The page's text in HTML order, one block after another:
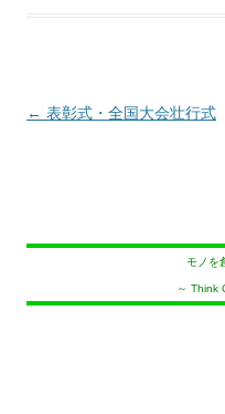
投
シ
← 表彰式・全国大会壮行式
モノを
～ Think